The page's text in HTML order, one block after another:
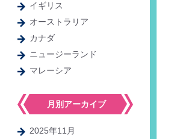
イギリス
オーストラリア
カナダ
ニュージーランド
マレーシア
月別アーカイブ
2025年11月